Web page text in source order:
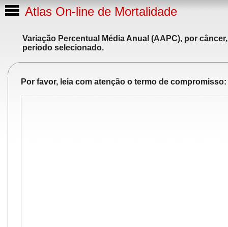
Atlas On-line de Mortalidade
Variação Percentual Média Anual (AAPC), por
período selecionado.
Por favor, leia com atenção o termo de compromisso: